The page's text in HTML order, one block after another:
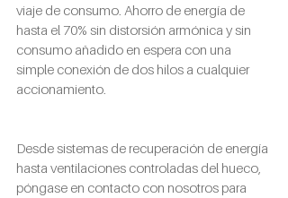
viaje de consumo. Ahorro de energía de
hasta el 70% sin distorsión armónica y sin
consumo añadido en espera con una
simple conexión de dos hilos a cualquier
accionamiento.
Desde sistemas de recuperación de energía
hasta ventilaciones controladas del hueco,
póngase en contacto con nosotros para